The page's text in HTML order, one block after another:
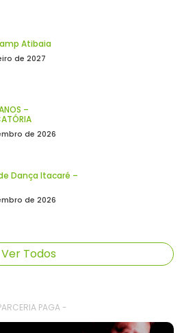
Atibaia
de 2027
–
de 2026
Dança Itacaré –
de 2026
Ver Todos
PAGA -